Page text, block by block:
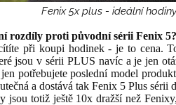
Fenix 5x plus - ideální
rozdíly proti původní sérii Fenix 5?
při koupi hodinek - je to cena.
jsou v sérii PLUS navíc a je jen
potřebujete poslední model
a dostává tak Fenix 5 Plus
jsou totiž ještě 10x dražší než